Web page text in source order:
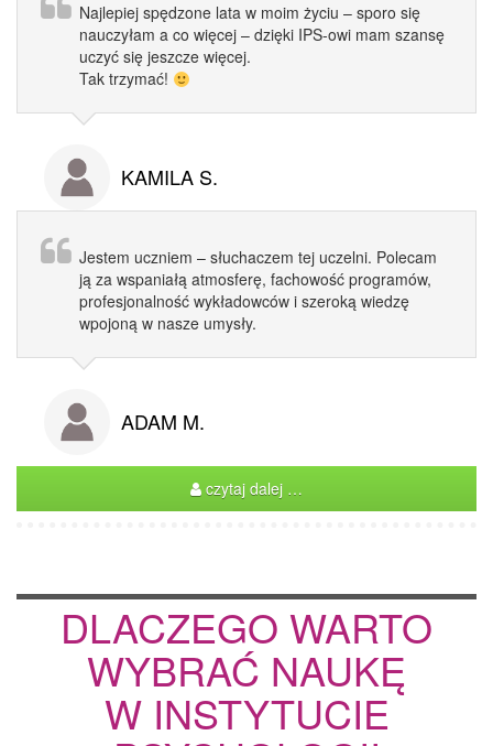
Najlepiej spędzone lata w moim życiu – sporo się
nauczyłam a co więcej – dzięki IPS-owi mam szansę
uczyć się jeszcze więcej.
Tak trzymać!
KAMILA S.
Jestem uczniem – słuchaczem tej uczelni. Polecam
ją za wspaniałą atmosferę, fachowość programów,
profesjonalność wykładowców i szeroką wiedzę
wpojoną w nasze umysły.
ADAM M.
czytaj dalej …
DLACZEGO WARTO
WYBRAĆ NAUKĘ
W INSTYTUCIE